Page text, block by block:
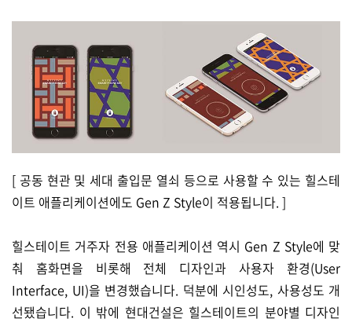
[ 공동 현관 및 세대 출입문 열쇠 등으로 사용할 수 있는 힐스테
이트 애플리케이션에도 Gen Z Style이 적용됩니다. ]
힐스테이트 거주자 전용 애플리케이션 역시 Gen Z Style에 맞
춰 홈화면을 비롯해 전체 디자인과 사용자 환경(User
Interface, UI)을 변경했습니다. 덕분에 시인성도, 사용성도 개
선됐습니다. 이 밖에 현대건설은 힐스테이트의 분야별 디자인